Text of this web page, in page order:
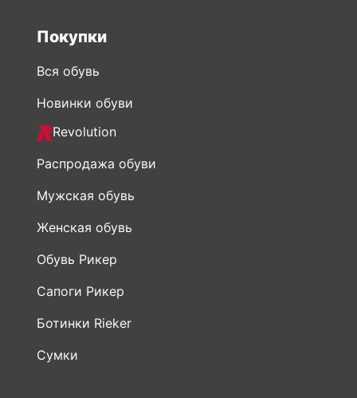
Покупки
Вся обувь
Новинки обуви
Revolution
Распродажа обуви
Мужская обувь
Женская обувь
Обувь Рикер
Сапоги Рикер
Ботинки Rieker
Сумки